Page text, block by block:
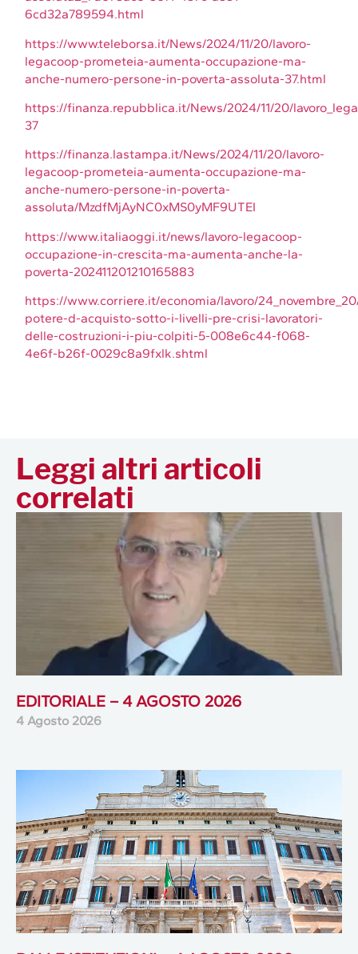
6cd32a789594.html
https://www.teleborsa.it/News/2024/11/20/lavoro-
legacoop-prometeia-aumenta-occupazione-ma-
anche-numero-persone-in-poverta-assoluta-37.html
https://finanza.repubblica.it/News/2024/11/20/
37
https://finanza.lastampa.it/News/2024/11/20/lavoro-
legacoop-prometeia-aumenta-occupazione-ma-
anche-numero-persone-in-poverta-
assoluta/MzdfMjAyNC0xMS0yMF9UTEI
https://www.italiaoggi.it/news/lavoro-legacoop-
occupazione-in-crescita-ma-aumenta-anche-la-
poverta-202411201210165883
https://www.corriere.it/economia/lavoro/
potere-d-acquisto-sotto-i-livelli-pre-crisi-lavoratori-
delle-costruzioni-i-piu-colpiti-5-008e6c44-f068-
4e6f-b26f-0029c8a9fxlk.shtml
Leggi altri articoli
correlati
EDITORIALE – 4 AGOSTO 2026
4 Agosto 2026